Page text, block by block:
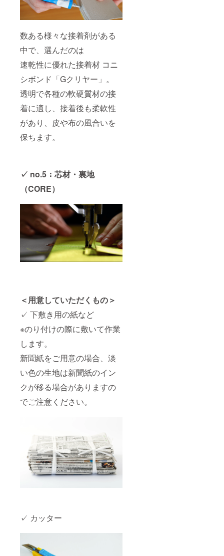
数ある様々な接着剤がある
中で、選んだのは
速乾性に優れた接着材 コニ
シボンド「Gクリヤー」。
透明で各種の軟硬質材の接
着に適し、接着後も柔軟性
があり、皮や布の風合いを
保ちます。
✓ no.5：芯材・裏地
（CORE）
＜用意していただくもの＞
✓ 下敷き用の紙など
※のり付けの際に敷いて作業
します。
新聞紙をご用意の場合、淡
い色の生地は新聞紙のイン
クが移る場合がありますの
でご注意ください。
✓ カッター